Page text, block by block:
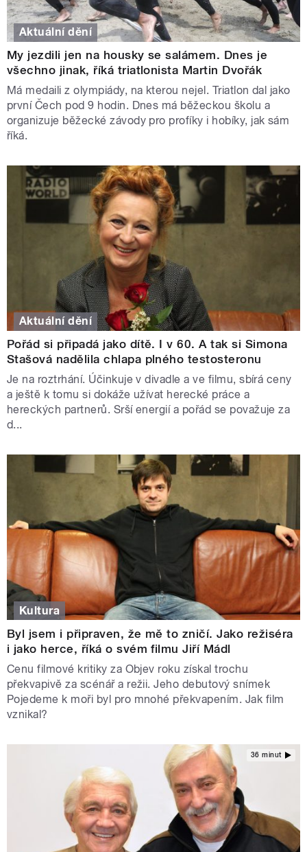
Aktuální dění
My jezdili jen na housky se salámem. Dnes je
všechno jinak, říká triatlonista Martin Dvořák
Má medaili z olympiády, na kterou nejel. Triatlon dal jako
první Čech pod 9 hodin. Dnes má běžeckou školu a
organizuje běžecké závody pro profíky i hobíky, jak sám
říká.
Aktuální dění
Pořád si připadá jako dítě. I v 60. A tak si Simona
Stašová nadělila chlapa plného testosteronu
Je na roztrhání. Účinkuje v divadle a ve filmu, sbírá ceny
a ještě k tomu si dokáže užívat herecké práce a
hereckých partnerů. Srší energií a pořád se považuje za
d...
Kultura
Byl jsem i připraven, že mě to zničí. Jako režiséra
i jako herce, říká o svém filmu Jiří Mádl
Cenu filmové kritiky za Objev roku získal trochu
překvapivě za scénář a režii. Jeho debutový snímek
Pojedeme k moři byl pro mnohé překvapením. Jak film
vznikal?
36 minut